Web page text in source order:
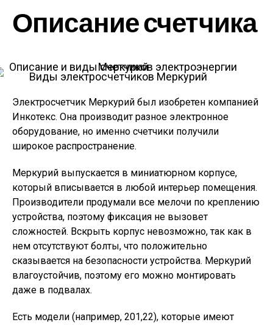
Описание счетчика
Виды электросчетчиков Меркурий
Электросчетчик Меркурий был изобретен компанией
Инкотекс. Она производит разное электронное
оборудование, но именно счетчики получили
широкое распространение.
Меркурий выпускается в миниатюрном корпусе,
который вписывается в любой интерьер помещения.
Производители продумали все мелочи по креплению
устройства, поэтому фиксация не вызовет
сложностей. Вскрыть корпус невозможно, так как в
нем отсутствуют болты, что положительно
сказывается на безопасности устройства. Меркурий
влагоустойчив, поэтому его можно монтировать
даже в подвалах.
Есть модели (например, 201,22), которые имеют